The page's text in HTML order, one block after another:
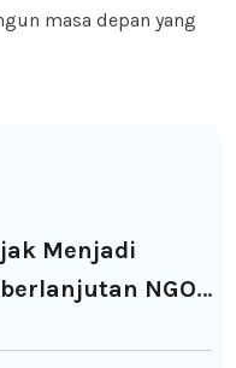
masa depan yang
Menjadi
NGO